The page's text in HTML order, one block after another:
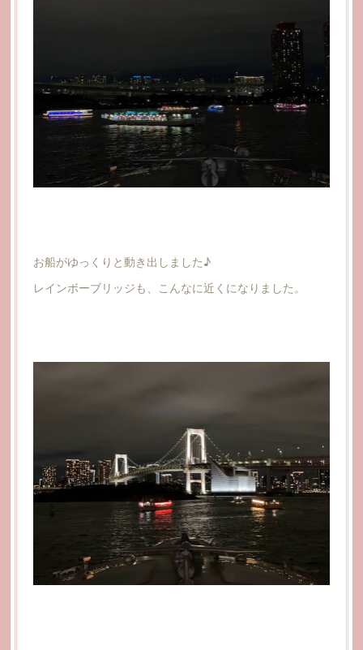
お船がゆっくりと動き出しました♪
レインボーブリッジも、こんなに近くになりました。